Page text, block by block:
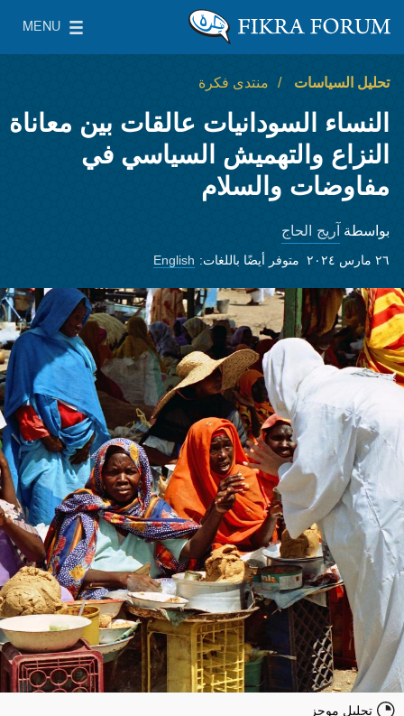
معهد واشنطن لسياسات الشرق الأدنى
MENU
Main Menu
تحليل السياسات منتدى فكرة
النساء السودانيات عالقات بين معاناة
النزاع والتهميش السياسي في
مفاوضات والسلام
بواسطة آريج الحاج
٢٦ مارس ٢٠٢٤ متوفر أيضًا باللغات: English
تحليل موجز